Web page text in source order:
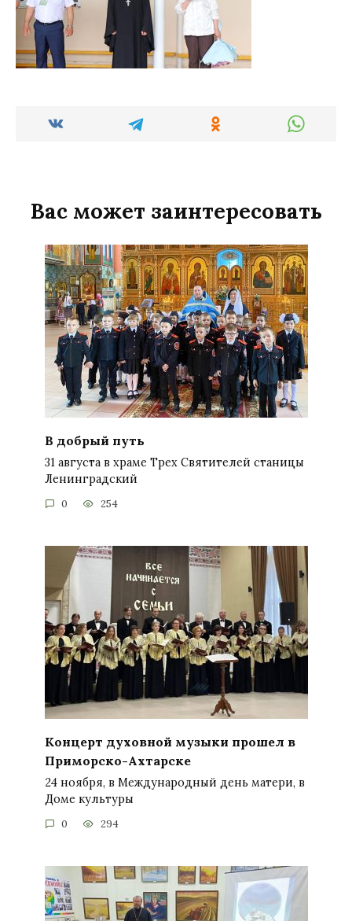
Вас может заинтересовать
В добрый путь
31 августа в храме Трех Святителей станицы
Ленинградский
0 254
Концерт духовной музыки прошел в
Приморско-Ахтарске
24 ноября, в Международный день матери, в
Доме культуры
0 294